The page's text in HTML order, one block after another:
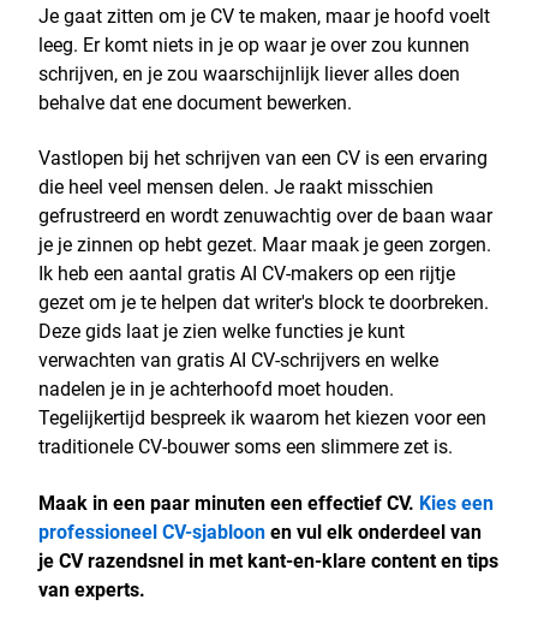
Je gaat zitten om je CV te maken, maar je hoofd voelt
leeg. Er komt niets in je op waar je over zou kunnen
schrijven, en je zou waarschijnlijk liever alles doen
behalve dat ene document bewerken.
Vastlopen bij het schrijven van een CV is een ervaring
die heel veel mensen delen. Je raakt misschien
gefrustreerd en wordt zenuwachtig over de baan waar
je je zinnen op hebt gezet. Maar maak je geen zorgen.
Ik heb een aantal gratis AI CV-makers op een rijtje
gezet om je te helpen dat writer's block te doorbreken.
Deze gids laat je zien welke functies je kunt
verwachten van gratis AI CV-schrijvers en welke
nadelen je in je achterhoofd moet houden.
Tegelijkertijd bespreek ik waarom het kiezen voor een
traditionele CV-bouwer soms een slimmere zet is.
Maak in een paar minuten een effectief CV. Kies een
professioneel CV-sjabloonen vul elk onderdeel van
je CV razendsnel in met kant-en-klare content en tips
van experts.